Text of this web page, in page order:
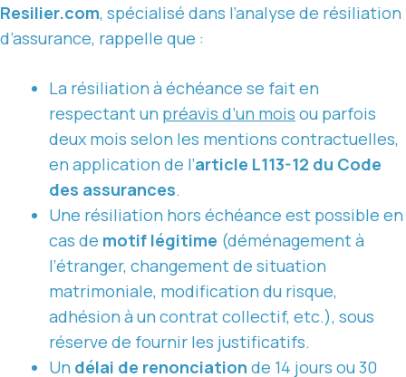
Resilier.com, spécialisé dans l’analyse de résiliation
d’assurance, rappelle que :
La résiliation à échéance se fait en
respectant un préavis d’un mois ou parfois
deux mois selon les mentions contractuelles,
en application de l’article L113-12 du Code
des assurances.
Une résiliation hors échéance est possible en
cas de motif légitime (déménagement à
l’étranger, changement de situation
matrimoniale, modification du risque,
adhésion à un contrat collectif, etc.), sous
réserve de fournir les justificatifs.
Un délai de renonciation de 14 jours ou 30